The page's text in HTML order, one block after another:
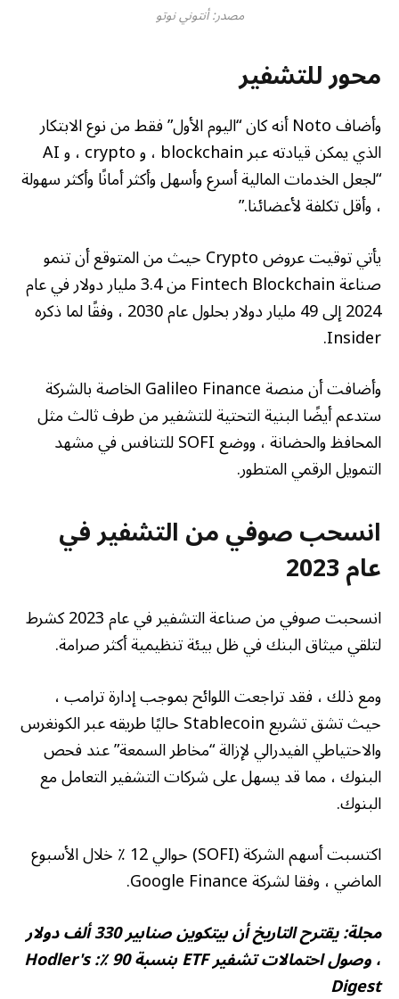
مصدر:أنتوني نوتو
محور للتشفير
وأضاف Noto أنه كان “اليوم الأول” فقط من نوع الابتكار
الذي يمكن قيادته عبر blockchain ، و crypto ، و AI
“لجعل الخدمات المالية أسرع وأسهل وأكثر أمانًا وأكثر سهولة
، وأقل تكلفة لأعضائنا.”
يأتي توقيت عروض Crypto حيث من المتوقع أن تنمو
صناعة Fintech Blockchain من 3.4 مليار دولار في عام
2024 إلى 49 مليار دولار بحلول عام 2030 ، وفقًا لما ذكره
Insider.
وأضافت أن منصة Galileo Finance الخاصة بالشركة
ستدعم أيضًا البنية التحتية للتشفير من طرف ثالث مثل
المحافظ والحضانة ، ووضع SOFI للتنافس في مشهد
التمويل الرقمي المتطور.
انسحب صوفي من التشفير في
عام 2023
انسحبت صوفي من صناعة التشفير في عام 2023 كشرط
لتلقي ميثاق البنك في ظل بيئة تنظيمية أكثر صرامة.
ومع ذلك ، فقد تراجعت اللوائح بموجب إدارة ترامب ،
حيث تشق تشريع Stablecoin حاليًا طريقه عبر الكونغرس
والاحتياطي الفيدرالي لإزالة “مخاطر السمعة” عند فحص
البنوك ، مما قد يسهل على شركات التشفير التعامل مع
البنوك.
اكتسبت أسهم الشركة (SOFI) حوالي 12 ٪ خلال الأسبوع
الماضي ، وفقا لشركة Google Finance.
مجلة:
يقترح التاريخ أن بيتكوين صنابير 330 ألف دولار
، وصول احتمالات تشفير ETF بنسبة 90 ٪: Hodler's
Digest